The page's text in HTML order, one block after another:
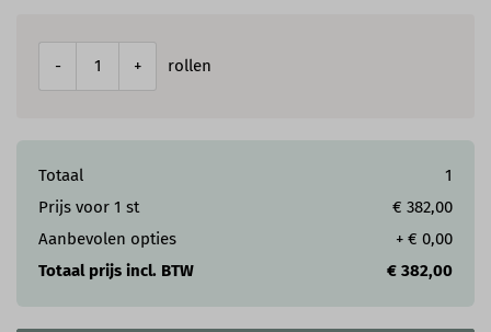
- + rollen
Totaal
1
Prijs voor 1 st
€ 382,00
Aanbevolen opties
+ € 0,00
Totaal prijs incl. BTW
€ 382,00